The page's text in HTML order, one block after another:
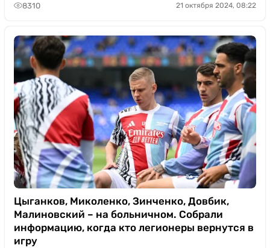
8310 21 октября 2024, 08:22
Цыганков, Миколенко, Зинченко, Довбик,
Малиновский – на больничном. Собрали
информацию, когда кто легионеры вернутся в
игру